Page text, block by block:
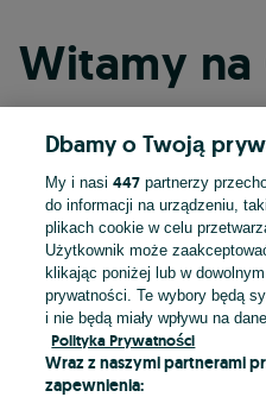
Witamy na
Kontynuuj
Kontynuuj
Kontynuuj
Dbamy o Twoją
My i nasi447 partnerzy
do informacji na urządzeniu,
plikach cookie w celu
Użytkownik może
klikając poniżej lub w
prywatności. Te wybory będą
i nie będą miały wpływu na
Polityka Prywatności
Wraz z naszymi partnerami
zapewnienia: